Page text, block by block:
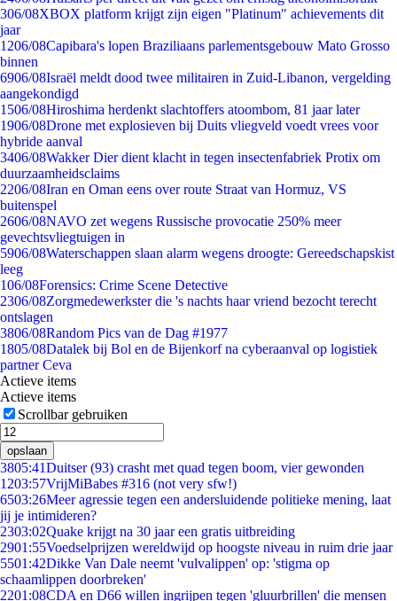
306/08XBOX platform krijgt zijn eigen "Platinum" achievements dit
jaar
1206/08Capibara's lopen Braziliaans parlementsgebouw Mato Grosso
binnen
6906/08Israël meldt dood twee militairen in Zuid-Libanon, vergelding
aangekondigd
1506/08Hiroshima herdenkt slachtoffers atoombom, 81 jaar later
1906/08Drone met explosieven bij Duits vliegveld voedt vrees voor
hybride aanval
3406/08Wakker Dier dient klacht in tegen insectenfabriek Protix om
duurzaamheidsclaims
2206/08Iran en Oman eens over route Straat van Hormuz, VS
buitenspel
2606/08NAVO zet wegens Russische provocatie 250% meer
gevechtsvliegtuigen in
5906/08Waterschappen slaan alarm wegens droogte: Gereedschapskist
leeg
106/08Forensics: Crime Scene Detective
2306/08Zorgmedewerkster die 's nachts haar vriend bezocht terecht
ontslagen
3806/08Random Pics van de Dag #1977
1805/08Datalek bij Bol en de Bijenkorf na cyberaanval op logistiek
partner Ceva
Actieve items
Actieve items
Scrollbar gebruiken
opslaan
3805:41Duitser (93) crasht met quad tegen boom, vier gewonden
1203:57VrijMiBabes #316 (not very sfw!)
6503:26Meer agressie tegen een andersluidende politieke mening, laat
jij je intimideren?
2303:02Quake krijgt na 30 jaar een gratis uitbreiding
2901:55Voedselprijzen wereldwijd op hoogste niveau in ruim drie jaar
5501:42Dikke Van Dale neemt 'vulvalippen' op: 'stigma op
schaamlippen doorbreken'
2201:08CDA en D66 willen ingrijpen tegen 'gluurbrillen' die mensen